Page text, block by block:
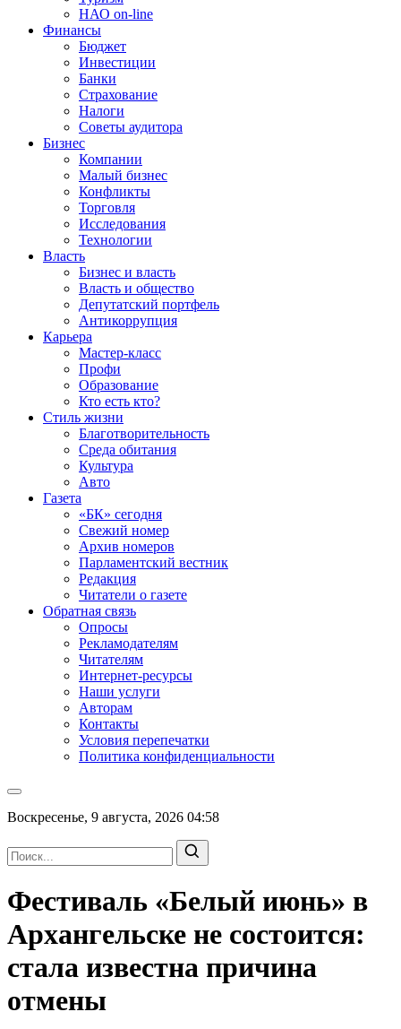
НАО on-line
Финансы
Бюджет
Инвестиции
Банки
Страхование
Налоги
Советы аудитора
Бизнес
Компании
Малый бизнес
Конфликты
Торговля
Исследования
Технологии
Власть
Бизнес и власть
Власть и общество
Депутатский портфель
Антикоррупция
Карьера
Мастер-класс
Профи
Образование
Кто есть кто?
Стиль жизни
Благотворительность
Среда обитания
Культура
Авто
Газета
«БК» сегодня
Свежий номер
Архив номеров
Парламентский вестник
Редакция
Читатели о газете
Обратная связь
Опросы
Рекламодателям
Читателям
Интернет-ресурсы
Наши услуги
Авторам
Контакты
Условия перепечатки
Политика конфиденциальности
Воскресенье, 9 августа, 2026 04:58
Фестиваль «Белый июнь» в
Архангельске не состоится:
стала известна причина
отмены